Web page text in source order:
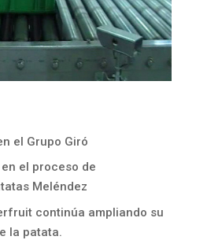
el Grupo Giró
el proceso de
Meléndez
continúa ampliando su
la patata.